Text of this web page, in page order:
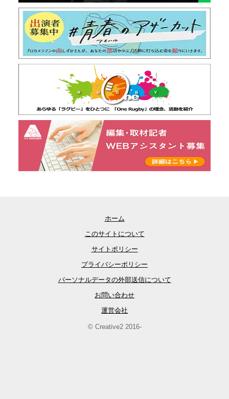
ホーム
このサイトについて
サイトポリシー
プライバシーポリシー
パーソナルデータの外部送信について
お問い合わせ
運営会社
© Creative2 2016-